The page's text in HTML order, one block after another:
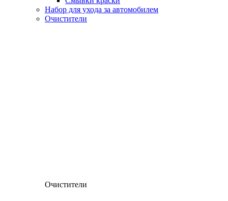
Набор для ухода за автомобилем
Очистители
Очистители